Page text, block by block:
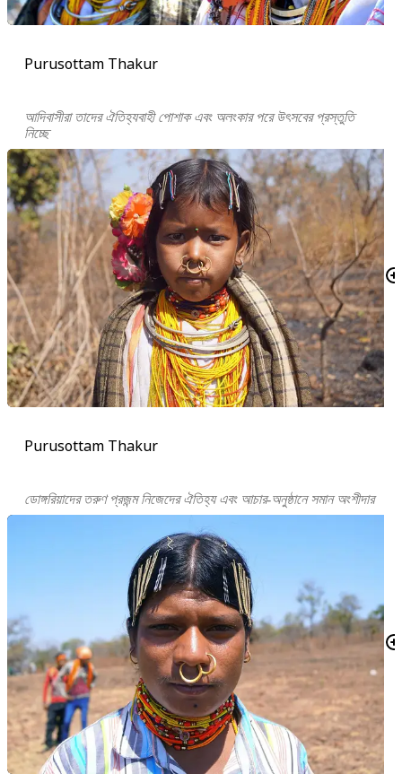
Purusottam Thakur
আদিবাসীরা তাদের ঐতিহ্যবাহী পোশাক এবং অলংকার পরে উৎসবের প্রস্তুতি
নিচ্ছে
Purusottam Thakur
ডোঙ্গরিয়াদের তরুণ প্রজন্ম নিজেদের ঐতিহ্য এবং আচার-অনুষ্ঠানে সমান অংশীদার